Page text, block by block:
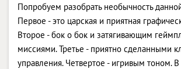
Попробуем разобрать необычность
Первое - это царская и приятная
Второе - бок о бок и затягивающим
миссиями. Третье - приятно сделанными
управления. Четвертое - игривым тоном.